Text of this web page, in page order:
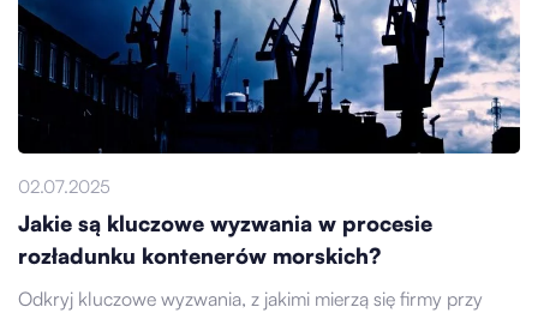
02.07.2025
Jakie są kluczowe wyzwania w procesie
rozładunku kontenerów morskich?
Odkryj kluczowe wyzwania, z jakimi mierzą się firmy przy